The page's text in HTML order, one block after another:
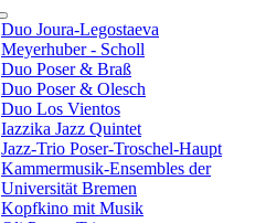
Duo Joura-Legostaeva
Meyerhuber - Scholl
Duo Poser & Braß
Duo Poser & Olesch
Duo Los Vientos
Iazzika Jazz Quintet
Jazz-Trio Poser-Troschel-Haupt
Kammermusik-Ensembles der
Universität Bremen
Kopfkino mit Musik